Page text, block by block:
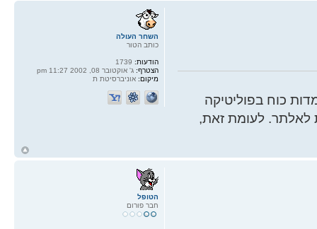
כוח בפוליטיקה
לאלתר. לעומת זאת,
השחר העולה
כותב הטור
הודעות:
הצטרף: ג' אוקטובר 08, 2002 11:27 pm
מיקום: אוניברסיטת ת
הטופל
חבר פורום